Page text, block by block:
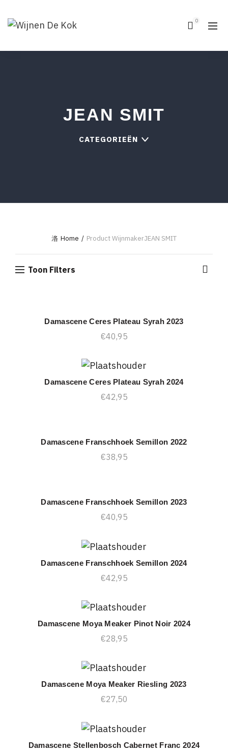
0
JEAN SMIT
CATEGORIEËN
Home Product WijnmakerJEAN SMIT
Toon Filters
TOEVOEGEN AAN WINKELWAGEN
Damascene Ceres Plateau Syrah 2023
€40,95
TOEVOEGEN AAN WINKELWAGEN
Damascene Ceres Plateau Syrah 2024
€42,95
TOEVOEGEN AAN WINKELWAGEN
Damascene Franschhoek Semillon 2022
€38,95
TOEVOEGEN AAN WINKELWAGEN
Damascene Franschhoek Semillon 2023
€40,95
TOEVOEGEN AAN WINKELWAGEN
Damascene Franschhoek Semillon 2024
€42,95
TOEVOEGEN AAN WINKELWAGEN
Damascene Moya Meaker Pinot Noir 2024
€28,95
TOEVOEGEN AAN WINKELWAGEN
Damascene Moya Meaker Riesling 2023
€27,50
TOEVOEGEN AAN WINKELWAGEN
Damascene Stellenbosch Cabernet Franc 2024